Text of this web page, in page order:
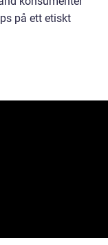
på ett etiskt